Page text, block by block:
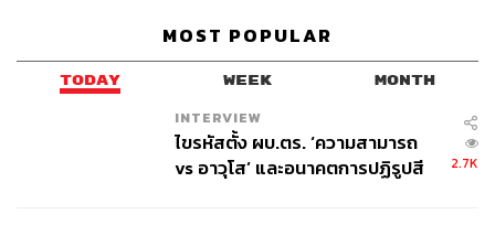
MOST POPULAR
TODAY WEEK MONTH
INTERVIEW
ไขรหัสตั้ง ผบ.ตร. ‘ความสามารถ
vs อาวุโส’ และอนาคตการปฏิรูปสี
2.7K